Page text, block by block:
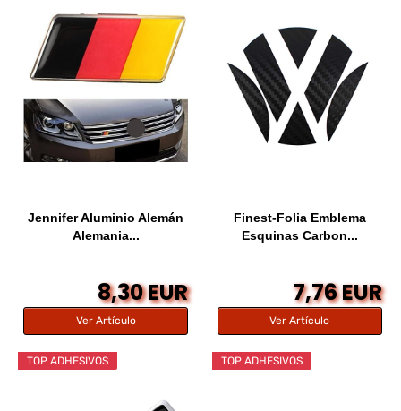
Jennifer Aluminio Alemán
Alemania...
8,30 EUR
Ver Artículo
Finest-Folia Emblema
Esquinas Carbon...
7,76 EUR
Ver Artículo
TOP ADHESIVOS TOP ADHESIVOS